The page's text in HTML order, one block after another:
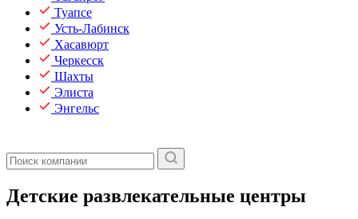
Туапсе
Усть-Лабинск
Хасавюрт
Черкесск
Шахты
Элиста
Энгельс
Детские развлекательные центры